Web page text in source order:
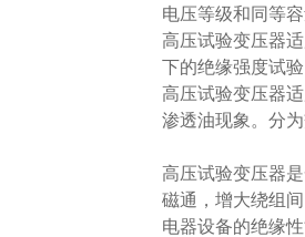
电压等级和同等
高压试验变压器
下的绝缘强度试
高压试验变压器
渗透油现象。分
高压试验变压器
磁通，增大绕组
电器设备的绝缘